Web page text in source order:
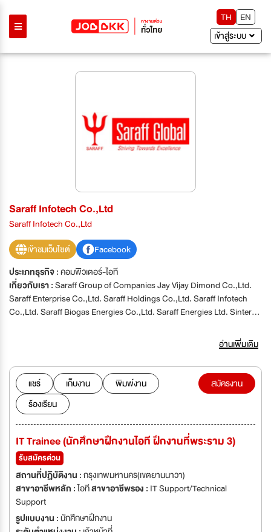
TH
EN
เข้าสู่ระบบ
Saraff Infotech Co.,Ltd
Saraff Infotech Co.,Ltd
เข้าชมเว็บไซต์
Facebook
ประเภทธุรกิจ :คอมพิวเตอร์-ไอที
เกี่ยวกับเรา :Saraff Group of Companies Jay Vijay Dimond Co.,Ltd.
Saraff Enterprise Co.,Ltd. Saraff Holdings Co.,Ltd. Saraff Infotech
Co.,Ltd. Saraff Biogas Energies Co.,Ltd. Saraff Energies Ltd. Sinter
diversified interests in Power Sector, Information Technology,
Plastics, Diamonds and Jewelry and Real Estate. We are currently
looking to fill the following position.
อ่านเพิ่มเติม
แชร์ เก็บงาน
พิมพ์งาน
ร้องเรียน
สมัครงาน
IT Trainee (นักศึกษาฝึกงานไอที ฝึกงานที่พระราม 3)
รับสมัครด่วน
สถานที่ปฏิบัติงาน :กรุงเทพมหานคร(เขตยานนาวา)
สาขาอาชีพหลัก :ไอทีสาขาอาชีพรอง : IT Support/Technical
Support
รูปแบบงาน :นักศึกษาฝึกงาน